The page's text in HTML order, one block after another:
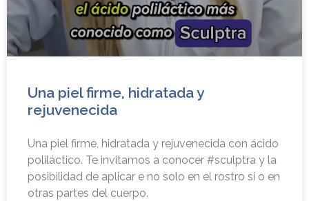
Una piel firme, hidratada y
rejuvenecida
Una piel firme, hidratada y rejuvenecida con ácido
poliláctico. Te invitamos a conocer #sculptra y la
posibilidad de aplicar e no solo en el rostro si o en
otras partes del cuerpo.